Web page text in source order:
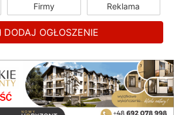
Firmy Reklama
DODAJ OGŁOSZENIE